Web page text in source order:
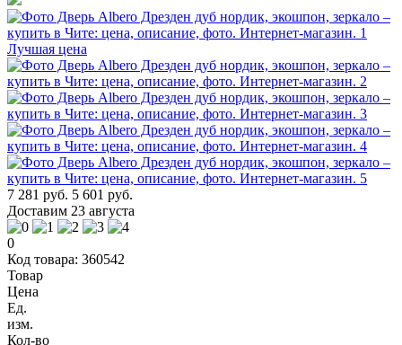
Лучшая цена
7 281 руб. 5 601 руб.
Доставим 23 августа
0
Код товара: 360542
Товар
Цена
Ед.
изм.
Кол-во